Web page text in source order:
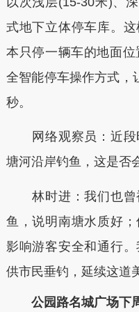
式地下立体停车库。
本只停一辆车的地面
全智能停车操作方式，
秒。
网络观察员：近段
塘河沿岸钓鱼，这是否
林时进：我们也曾
鱼，说明南塘水质好
影响游客安全和通行
供市民垂钓，延续这道
公园路名城广场下